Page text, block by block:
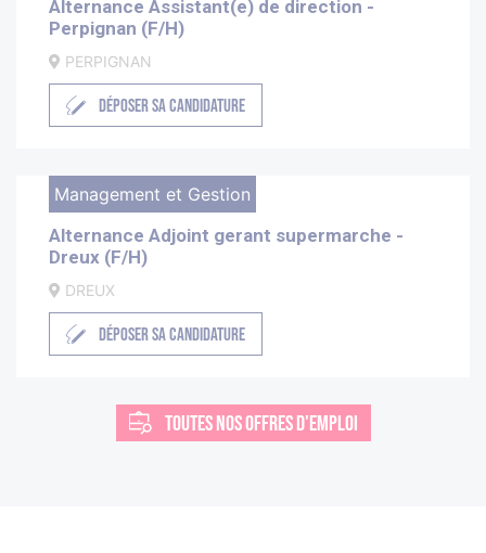
Alternance Assistant(e) de direction -
Perpignan (F/H)
PERPIGNAN
DÉPOSER SA CANDIDATURE
Management et Gestion
Alternance Adjoint gerant supermarche -
Dreux (F/H)
DREUX
DÉPOSER SA CANDIDATURE
TOUTES NOS OFFRES D'EMPLOI